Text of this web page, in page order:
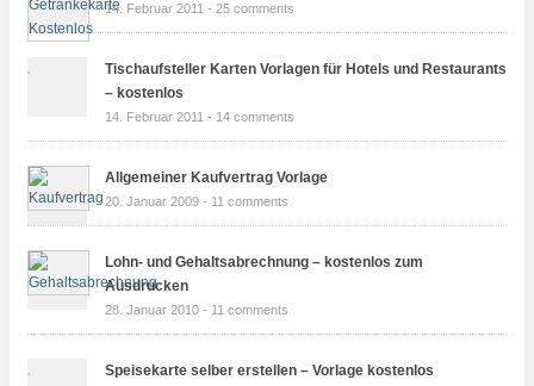
14. Februar 2011 - 25 comments
Tischaufsteller Karten Vorlagen für Hotels und Restaurants
– kostenlos
14. Februar 2011 - 14 comments
Allgemeiner Kaufvertrag Vorlage
20. Januar 2009 - 11 comments
Lohn- und Gehaltsabrechnung – kostenlos zum
Ausdrucken
28. Januar 2010 - 11 comments
Speisekarte selber erstellen – Vorlage kostenlos